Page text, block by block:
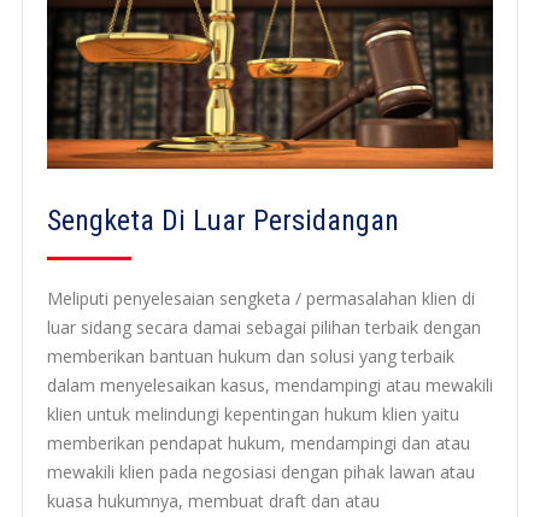
Sengketa Di Luar Persidangan
Meliputi penyelesaian sengketa / permasalahan klien di
luar sidang secara damai sebagai pilihan terbaik dengan
memberikan bantuan hukum dan solusi yang terbaik
dalam menyelesaikan kasus, mendampingi atau mewakili
klien untuk melindungi kepentingan hukum klien yaitu
memberikan pendapat hukum, mendampingi dan atau
mewakili klien pada negosiasi dengan pihak lawan atau
kuasa hukumnya, membuat draft dan atau